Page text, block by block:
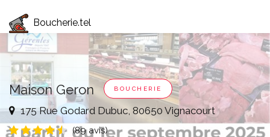
Boucherie.tel
Maison Geron BOUCHERIE
175 Rue Godard Dubuc, 80650 Vignacourt
(89 avis)